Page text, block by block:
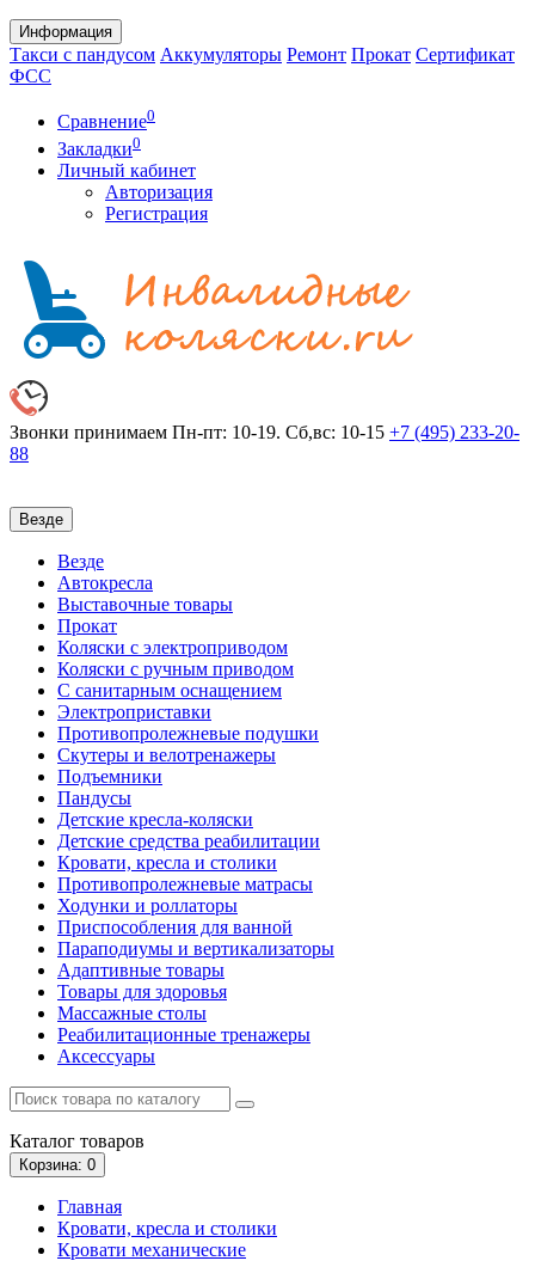
Информация
Такси с пандусом Аккумуляторы Ремонт Прокат Сертификат
ФСС
Сравнение0
Закладки0
Личный кабинет
Авторизация
Регистрация
Звонки принимаем Пн-пт: 10-19. Сб,вс: 10-15 +7 (495) 233-20-
88
Везде
Везде
Автокресла
Выставочные товары
Прокат
Коляски с электроприводом
Коляски с ручным приводом
С санитарным оснащением
Электроприставки
Противопролежневые подушки
Скутеры и велотренажеры
Подъемники
Пандусы
Детские кресла-коляски
Детские средства реабилитации
Кровати, кресла и столики
Противопролежневые матрасы
Ходунки и роллаторы
Приспособления для ванной
Параподиумы и вертикализаторы
Адаптивные товары
Товары для здоровья
Массажные столы
Реабилитационные тренажеры
Аксессуары
Каталог товаров
Корзина: 0
Главная
Кровати, кресла и столики
Кровати механические